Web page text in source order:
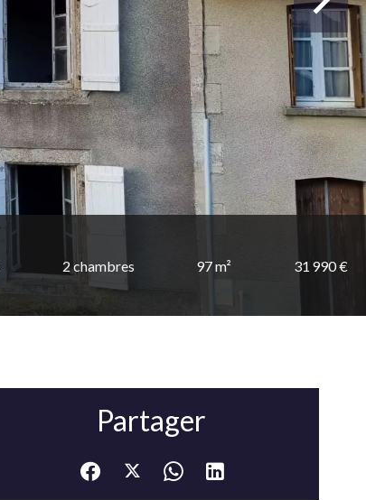
2 chambres 97 m² 31 990 €
Partager